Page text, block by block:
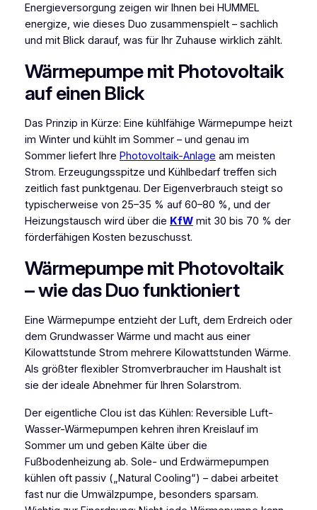
Energieversorgung zeigen wir Ihnen bei HUMMEL
energize, wie dieses Duo zusammenspielt – sachlich
und mit Blick darauf, was für Ihr Zuhause wirklich zählt.
Wärmepumpe mit Photovoltaik
auf einen Blick
Das Prinzip in Kürze: Eine kühlfähige Wärmepumpe heizt
im Winter und kühlt im Sommer – und genau im
Sommer liefert Ihre Photovoltaik-Anlage am meisten
Strom. Erzeugungsspitze und Kühlbedarf treffen sich
zeitlich fast punktgenau. Der Eigenverbrauch steigt so
typischerweise von 25–35 % auf 60–80 %, und der
Heizungstausch wird über die KfWmit 30 bis 70 % der
förderfähigen Kosten bezuschusst.
Wärmepumpe mit Photovoltaik
– wie das Duo funktioniert
Eine Wärmepumpe entzieht der Luft, dem Erdreich oder
dem Grundwasser Wärme und macht aus einer
Kilowattstunde Strom mehrere Kilowattstunden Wärme.
Als größter flexibler Stromverbraucher im Haushalt ist
sie der ideale Abnehmer für Ihren Solarstrom.
Der eigentliche Clou ist das Kühlen: Reversible Luft-
Wasser-Wärmepumpen kehren ihren Kreislauf im
Sommer um und geben Kälte über die
Fußbodenheizung ab. Sole- und Erdwärmepumpen
kühlen oft passiv („Natural Cooling“) – dabei arbeitet
fast nur die Umwälzpumpe, besonders sparsam.